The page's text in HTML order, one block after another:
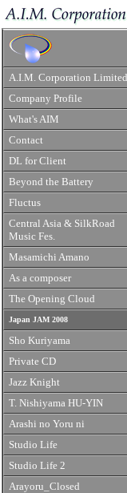
A.I.M. Corporation Limited
Company Profile
What's AIM
Contact
DL for Client
Beyond the Battery
Fluctus
Central Asia & SilkRoad
Music Fes.
Masamichi Amano
As a composer
The Opening Cloud
Japan JAM 2008
Sho Kuriyama
Private CD
Jazz Knight
T. Nishiyama HU-YIN
Arashi no Yoru ni
Studio Life
Studio Life 2
Arayoru_Closed